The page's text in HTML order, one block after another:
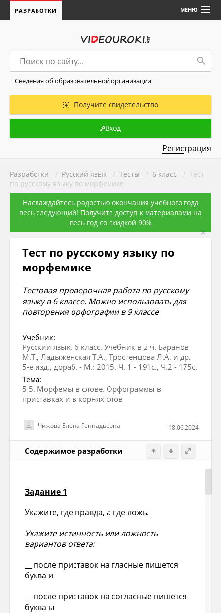
МЕНЮ
РАЗРАБОТКИ
Сведения об образовательной организации
Получите свидетельство
Вход
Регистрация
Разработки / Русский язык / Тесты / 6 класс
/ Тест
по русскому языку по морфемике
Наслаждайтесь радостью окончания учебного года
весь следующий! Получите доступ к материалами на
весь год со скидкой 90%
×
Тест по русскому языку по
морфемике
Тестовая проверочная работа по русскому
языку в 6 классе. Можно использовать для
повторения орфографии в 9 классе
Учебник:
Русский язык. 6 класс. Учебник в 2 ч. Баранов
М.Т., Ладыженская Т.А., Тростенцова Л.А. и др.
5-е изд., дораб. - М.: 2015. Ч. 1 - 191с., Ч.2 - 175с.
Тема:
5 5. Морфемы в слове. Орфограммы в
приставках и в корнях слов
Чижова Елена Геннадьевна 18.06.2024
Содержимое разработки
Задание 1
Укажите, где правда, а где ложь.
Укажите истинность или ложность
вариантов ответа:
__ после приставок на гласные пишется
буква и
__ после приставок на согласные пишется
буква ы